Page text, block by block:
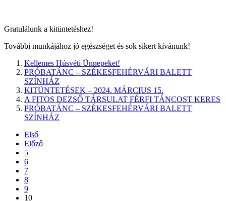
Gratulálunk a kitüntetéshez!
További munkájához jó egészséget és sok sikert kívánunk!
Kellemes Húsvéti Ünnepeket!
PRÓBATÁNC – SZÉKESFEHÉRVÁRI BALETT
SZÍNHÁZ
KITÜNTETÉSEK – 2024. MÁRCIUS 15.
A FITOS DEZSŐ TÁRSULAT FÉRFI TÁNCOST KERES
PRÓBATÁNC – SZÉKESFEHÉRVÁRI BALETT
SZÍNHÁZ
Első
Előző
5
6
7
8
9
10